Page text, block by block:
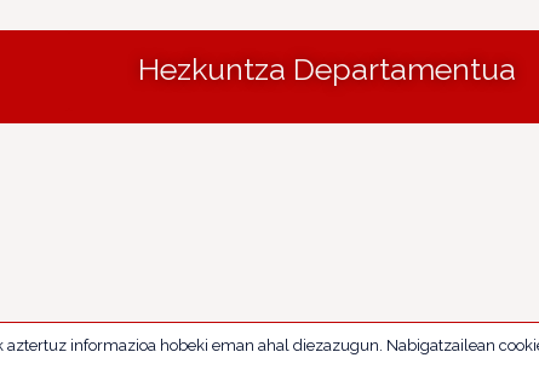
Hezkuntza Departamentua
informazioa hobeki eman ahal diezazugun. Nabigatzailean